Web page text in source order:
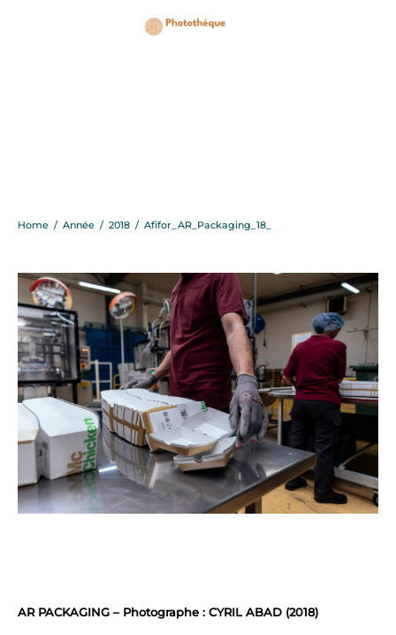
Home / Année / 2018 / Afifor_AR_Packaging_18_
AR PACKAGING – Photographe : CYRIL ABAD (2018)